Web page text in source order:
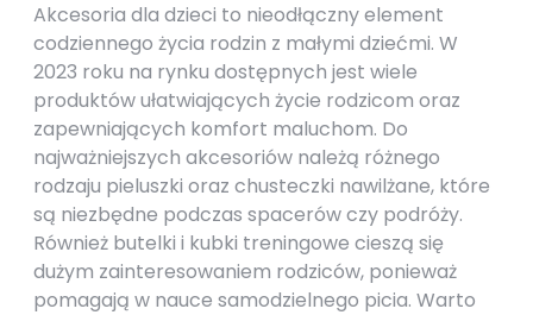
Akcesoria dla dzieci to nieodłączny element
codziennego życia rodzin z małymi dziećmi. W
2023 roku na rynku dostępnych jest wiele
produktów ułatwiających życie rodzicom oraz
zapewniających komfort maluchom. Do
najważniejszych akcesoriów należą różnego
rodzaju pieluszki oraz chusteczki nawilżane, które
są niezbędne podczas spacerów czy podróży.
Również butelki i kubki treningowe cieszą się
dużym zainteresowaniem rodziców, ponieważ
pomagają w nauce samodzielnego picia. Warto